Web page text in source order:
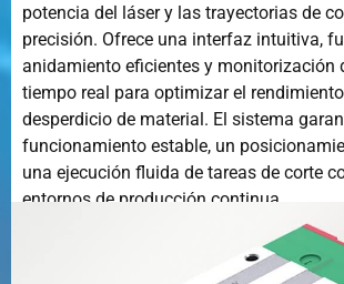
potencia del láser y las trayectorias de
precisión. Ofrece una interfaz intuitiva,
anidamiento eficientes y monitorización
tiempo real para optimizar el
desperdicio de material. El sistema
funcionamiento estable, un
una ejecución fluida de tareas de corte
entornos de producción continua.